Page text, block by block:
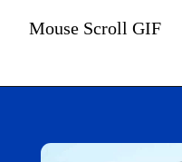
Mouse Scroll GIF